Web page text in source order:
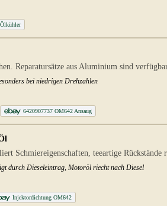
Reparatursätze aus Aluminium sind
bei niedrigen Drehzahlen
6420907737 OM642 Ansaug
Schmiereigenschaften, teeartige Rückstände
durch Dieseleintrag, Motoröl riecht nach Diesel
Injektordichtung OM642